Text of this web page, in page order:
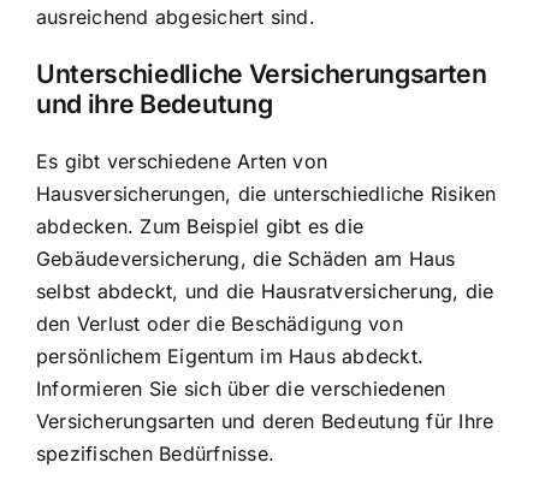
ausreichend abgesichert sind.
Unterschiedliche Versicherungsarten
und ihre Bedeutung
Es gibt verschiedene Arten von
Hausversicherungen, die unterschiedliche Risiken
abdecken. Zum Beispiel gibt es die
Gebäudeversicherung, die Schäden am Haus
selbst abdeckt, und die Hausratversicherung, die
den Verlust oder die Beschädigung von
persönlichem Eigentum im Haus abdeckt.
Informieren Sie sich über die verschiedenen
Versicherungsarten und deren Bedeutung für Ihre
spezifischen Bedürfnisse.